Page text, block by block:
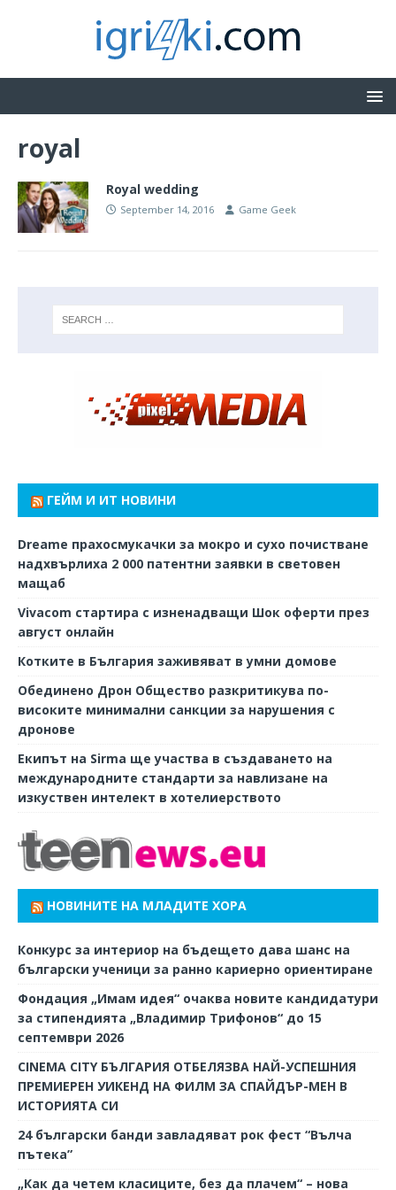
royal
Royal wedding
September 14, 2016 Game Geek
ГЕЙМ И ИТ НОВИНИ
Dreame прахосмукачки за мокро и сухо почистване
надхвърлиха 2 000 патентни заявки в световен
мащаб
Vivacom стартира с изненадващи Шок оферти през
август онлайн
Котките в България заживяват в умни домове
Обединено Дрон Общество разкритикува по-
високите минимални санкции за нарушения с
дронове
Екипът на Sirma ще участва в създаването на
международните стандарти за навлизане на
изкуствен интелект в хотелиерството
НОВИНИТЕ НА МЛАДИТЕ ХОРА
Конкурс за интериор на бъдещето дава шанс на
български ученици за ранно кариерно ориентиране
Фондация „Имам идея“ очаква новите кандидатури
за стипендията „Владимир Трифонов“ до 15
септември 2026
CINEMA CITY БЪЛГАРИЯ ОТБЕЛЯЗВА НАЙ-УСПЕШНИЯ
ПРЕМИЕРЕН УИКЕНД НА ФИЛМ ЗА СПАЙДЪР-МЕН В
ИСТОРИЯТА СИ
24 български банди завладяват рок фест “Вълча
пътека”
„Как да четем класиците, без да плачем“ – нова